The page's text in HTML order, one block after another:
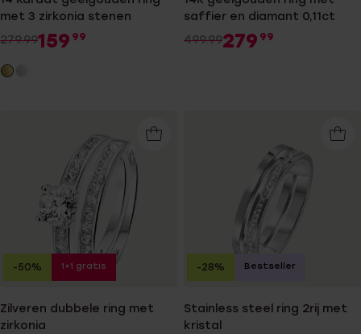
met 3 zirkonia stenen
279.99159 99
saffier en diamant 0,11ct
499.99279 99
Zilveren dubbele ring met
zirkonia
-50% 1+1 gratis
Stainless steel ring 2rij met
kristal
-28% Bestseller